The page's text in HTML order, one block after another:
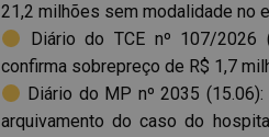
21,2 milhões sem modalidade no
Diário do TCE nº 107/2026
confirma sobrepreço de R$ 1,7
Diário do MP nº 2035
arquivamento do caso do